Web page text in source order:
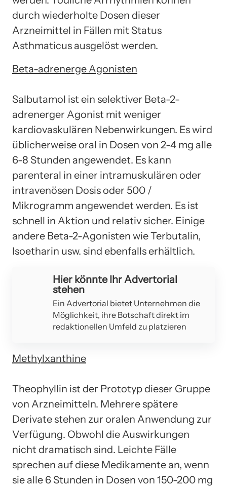
durch wiederholte Dosen dieser
Arzneimittel in Fällen mit Status
Asthmaticus ausgelöst werden.
Beta-adrenerge Agonisten
Salbutamol ist ein selektiver Beta-2-
adrenerger Agonist mit weniger
kardiovaskulären Nebenwirkungen. Es wird
üblicherweise oral in Dosen von 2-4 mg alle
6-8 Stunden angewendet. Es kann
parenteral in einer intramuskulären oder
intravenösen Dosis oder 500 /
Mikrogramm angewendet werden. Es ist
schnell in Aktion und relativ sicher. Einige
andere Beta-2-Agonisten wie Terbutalin,
Isoetharin usw. sind ebenfalls erhältlich.
Hier könnte Ihr Advertorial
stehen
Ein Advertorial bietet Unternehmen die
Möglichkeit, ihre Botschaft direkt im
redaktionellen Umfeld zu platzieren
Methylxanthine
Theophyllin ist der Prototyp dieser Gruppe
von Arzneimitteln. Mehrere spätere
Derivate stehen zur oralen Anwendung zur
Verfügung. Obwohl die Auswirkungen
nicht dramatisch sind. Leichte Fälle
sprechen auf diese Medikamente an, wenn
sie alle 6 Stunden in Dosen von 150-200 mg